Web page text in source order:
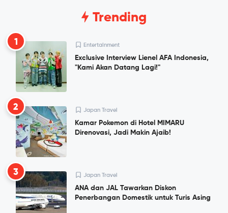
Trending
1 Entertainment
Exclusive Interview Lienel AFA Indonesia,
"Kami Akan Datang Lagi!"
2 Japan Travel
Kamar Pokemon di Hotel MIMARU
Direnovasi, Jadi Makin Ajaib!
3 Japan Travel
ANA dan JAL Tawarkan Diskon
Penerbangan Domestik untuk Turis Asing